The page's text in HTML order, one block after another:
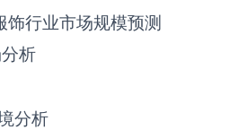
饰行业市场规模预测
析
分析